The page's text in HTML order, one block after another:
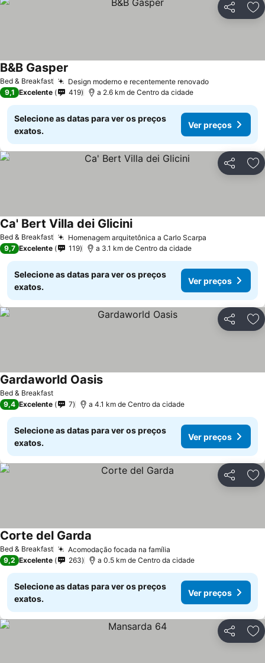
Partilhar
Bed & Breakfast Design moderno e recentemente renovado
B&B Gasper
9,1 Excelente 419 a 2.6 km de Centro da cidade
Selecione as datas para ver os preços
exatos.
Ver preços
Partilhar
Bed & Breakfast Homenagem arquitetônica a Carlo Scarpa
Ca' Bert Villa dei Glicini
9,7 Excelente 119 a 3.1 km de Centro da cidade
Selecione as datas para ver os preços
exatos.
Ver preços
Partilhar
Bed & Breakfast
Gardaworld Oasis
9,4 Excelente 7 a 4.1 km de Centro da cidade
Selecione as datas para ver os preços
exatos.
Ver preços
Partilhar
Bed & Breakfast Acomodação focada na família
Corte del Garda
9,2 Excelente 263 a 0.5 km de Centro da cidade
Selecione as datas para ver os preços
exatos.
Ver preços
Partilhar